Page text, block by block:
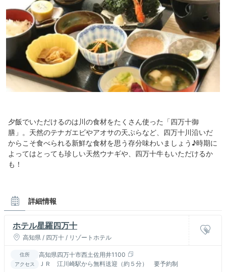
夕飯でいただけるのは川の食材をたくさん使った「四万十御
膳」。天然のテナガエビやアオサの天ぷらなど、四万十川沿いだ
からこそ食べられる新鮮な食材を思う存分味わいましょう♪時期に
よってはとっても珍しい天然ウナギや、四万十牛もいただけるか
も！
詳細情報
ホテル星羅四万十
高知県 / 四万十 / リゾートホテル
住所 高知県四万十市西土佐用井1100
アクセス ＪＲ 江川崎駅から無料送迎（約５分） 要予約制